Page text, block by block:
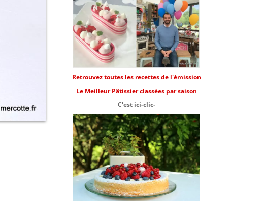
Retrouvez toutes les recettes de l'émission
Le Meilleur Pâtissier classées par saison
C'est ici-clic-